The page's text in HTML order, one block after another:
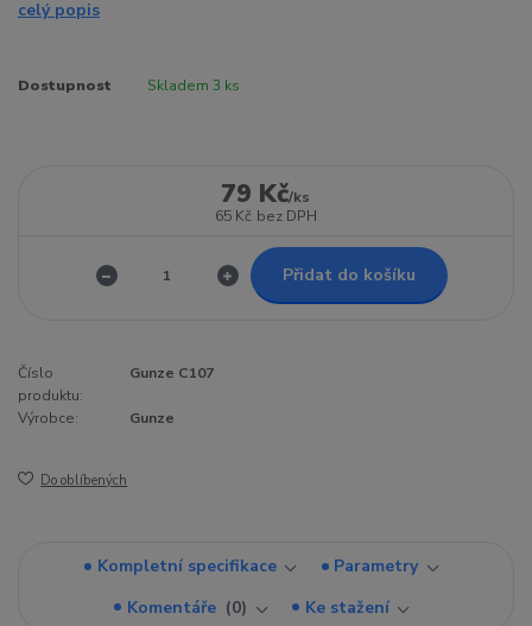
celý popis
Dostupnost Skladem 3 ks
79 Kč/ks
65 Kč bez DPH
Přidat do košíku
Číslo
produktu:
Gunze C107
Výrobce: Gunze
Do oblíbených
Kompletní specifikace
Parametry
Komentáře
0 Ke stažení